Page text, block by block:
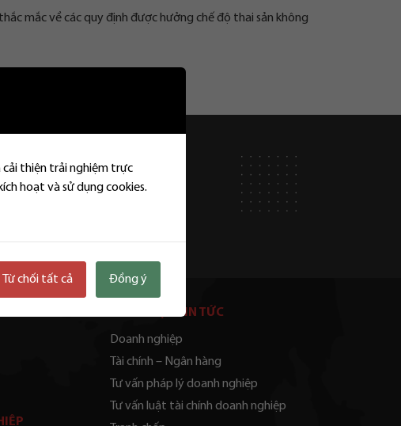
mắc về các quy định được hưởng chế độ thai sản không
DANH MỤC TIN TỨC
Doanh nghiệp
Tài chính – Ngân hàng
Tư vấn pháp lý doanh nghiệp
Tư vấn luật tài chính doanh nghiệp
cải thiện trải nghiệm trực
hoạt và sử dụng cookies.
Từ chối tất cả Đồng ý